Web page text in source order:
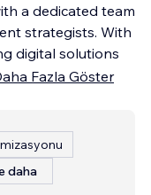
a dedicated team
strategists. With
digital solutions
Fazla Göster
daha